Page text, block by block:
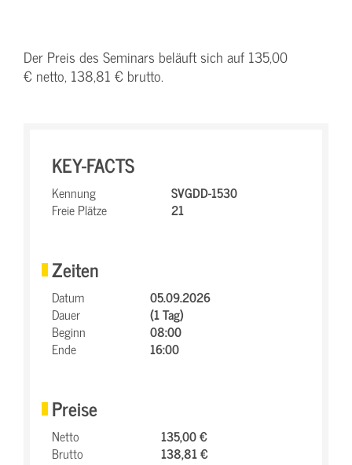
Der Preis des Seminars beläuft sich auf 135,00
€ netto, 138,81 € brutto.
KEY-FACTS
Kennung
SVGDD-1530
Freie Plätze
21
Zeiten
Datum
05.09.2026
Dauer
(1 Tag)
Beginn
08:00
Ende
16:00
Preise
Netto
135,00 €
Brutto
138,81 €